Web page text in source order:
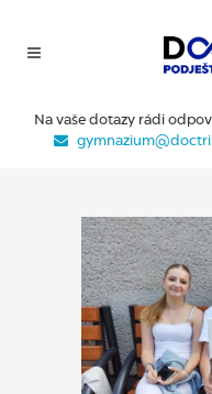
Na vaše dotazy rádi